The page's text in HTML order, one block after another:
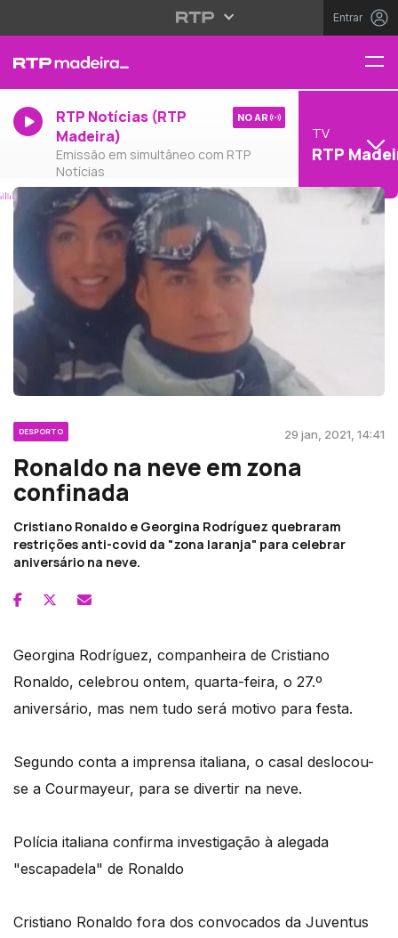
Entrar
RTP Notícias (RTP
Madeira)
Emissão em simultâneo com RTP
Notícias
NO AR
TV
RTP
DESPORTO 29 jan, 2021, 14:41
Ronaldo na neve em zona
confinada
Cristiano Ronaldo e Georgina Rodríguez quebraram
restrições anti-covid da "zona laranja" para celebrar
aniversário na neve.
Georgina Rodríguez, companheira de Cristiano
Ronaldo, celebrou ontem, quarta-feira, o 27.º
aniversário, mas nem tudo será motivo para festa.
Segundo conta a imprensa italiana, o casal deslocou-
se a Courmayeur, para se divertir na neve.
Polícia italiana confirma investigação à alegada
"escapadela" de Ronaldo
Cristiano Ronaldo fora dos convocados da Juventus